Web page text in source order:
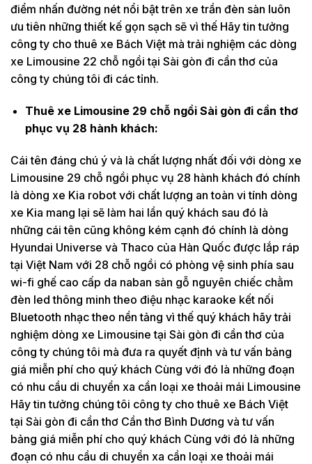
điểm nhấn đường nét nổi bật trên xe trần đèn sàn luôn
ưu tiên những thiết kế gọn sạch sẽ vì thế Hãy tin tưởng
công ty cho thuê xe Bách Việt mà trải nghiệm các dòng
xe Limousine 22 chỗ ngồi tại Sài gòn đi cần thơ của
công ty chúng tôi đi các tỉnh.
Thuê xe Limousine 29 chỗ ngồi Sài gòn đi cần thơ
phục vụ 28 hành khách:
Cái tên đáng chú ý và là chất lượng nhất đối với dòng xe
Limousine 29 chỗ ngồi phục vụ 28 hành khách đó chính
là dòng xe Kia robot với chất lượng an toàn vi tính dòng
xe Kia mang lại sẽ làm hai lần quý khách sau đó là
những cái tên cũng không kém cạnh đó chính là dòng
Hyundai Universe và Thaco của Hàn Quốc được lắp ráp
tại Việt Nam với 28 chỗ ngồi có phòng vệ sinh phía sau
wi-fi ghế cao cấp da naban sàn gỗ nguyên chiếc chằm
đèn led thông minh theo điệu nhạc karaoke kết nối
Bluetooth nhạc theo nền tảng vì thế quý khách hãy trải
nghiệm dòng xe Limousine tại Sài gòn đi cần thơ của
công ty chúng tôi mà đưa ra quyết định và tư vấn bảng
giá miễn phí cho quý khách Cùng với đó là những đoạn
có nhu cầu di chuyển xa cần loại xe thoải mái Limousine
Hãy tin tưởng chúng tôi công ty cho thuê xe Bách Việt
tại Sài gòn đi cần thơ Cần thơ Bình Dương và tư vấn
bảng giá miễn phí cho quý khách Cùng với đó là những
đoạn có nhu cầu di chuyển xa cần loại xe thoải mái